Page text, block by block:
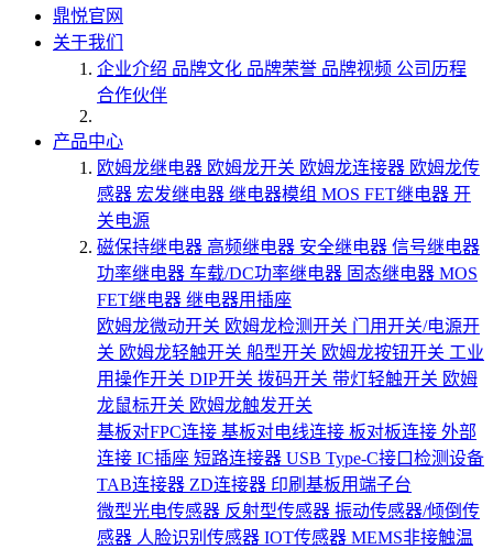
鼎悦官网
关于我们
企业介绍 品牌文化 品牌荣誉 品牌视频 公司历程
合作伙伴
产品中心
欧姆龙继电器 欧姆龙开关 欧姆龙连接器 欧姆龙传
感器 宏发继电器 继电器模组 MOS FET继电器 开
关电源
磁保持继电器 高频继电器 安全继电器 信号继电器
功率继电器 车载/DC功率继电器 固态继电器 MOS
FET继电器 继电器用插座
欧姆龙微动开关 欧姆龙检测开关 门用开关/电源开
关 欧姆龙轻触开关 船型开关 欧姆龙按钮开关 工业
用操作开关 DIP开关 拨码开关 带灯轻触开关 欧姆
龙鼠标开关 欧姆龙触发开关
基板对FPC连接 基板对电线连接 板对板连接 外部
连接 IC插座 短路连接器 USB Type-C接口检测设备
TAB连接器 ZD连接器 印刷基板用端子台
微型光电传感器 反射型传感器 振动传感器/倾倒传
感器 人脸识别传感器 IOT传感器 MEMS非接触温